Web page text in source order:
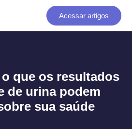
Acessar artigos
que os resultados
de urina podem
sua saúde